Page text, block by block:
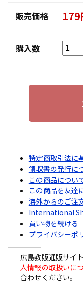
販売価格 179
購入数
特定商取引法に
領収書の発行に
この商品につい
この商品を友達
海外からのご注
International
買い物を続ける
プライバシーポ
広島教販通販サイ
人情報の取扱いに
合わせください。